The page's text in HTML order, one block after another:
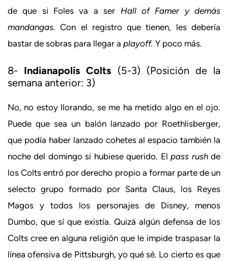
de que si Foles va a ser Hall of Famer y demás
mandangas.Con el registro que tienen, les debería
bastar de sobras para llegar a playoff. Y poco más.
8- Indianapolis Colts (5-3) (Posición de la
semana anterior: 3)
No, no estoy llorando, se me ha metido algo en el ojo.
Puede que sea un balón lanzado por Roethlisberger,
que podía haber lanzado cohetes al espacio también la
noche del domingo si hubiese querido. Elpass rushde
los Colts entró por derecho propio a formar parte de un
selecto grupo formado por Santa Claus, los Reyes
Magos y todos los personajes de Disney, menos
Dumbo, que sí que existía. Quizá algún defensa de los
Colts cree en alguna religión que le impide traspasar la
línea ofensiva de Pittsburgh, yo qué sé. Lo cierto es que